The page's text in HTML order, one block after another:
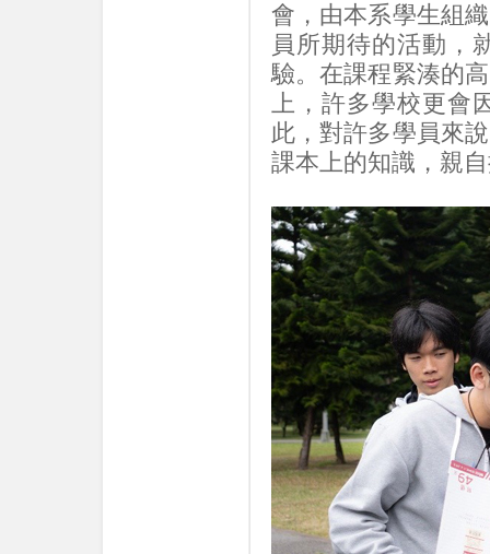
會，由本系學生組
員所期待的活動，
驗。在課程緊湊的
上，許多學校更會
此，對許多學員來
課本上的知識，親